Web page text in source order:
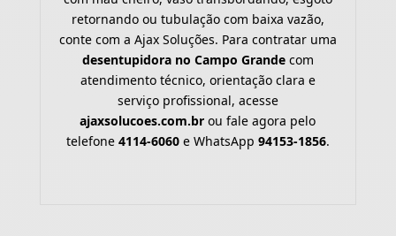
retornando ou tubulação com baixa vazão,
conte com a Ajax Soluções. Para contratar uma
desentupidora no Campo Grandecom
atendimento técnico, orientação clara e
serviço profissional, acesse
ajaxsolucoes.com.br ou fale agora pelo
telefone 4114-6060e WhatsApp 94153-1856.